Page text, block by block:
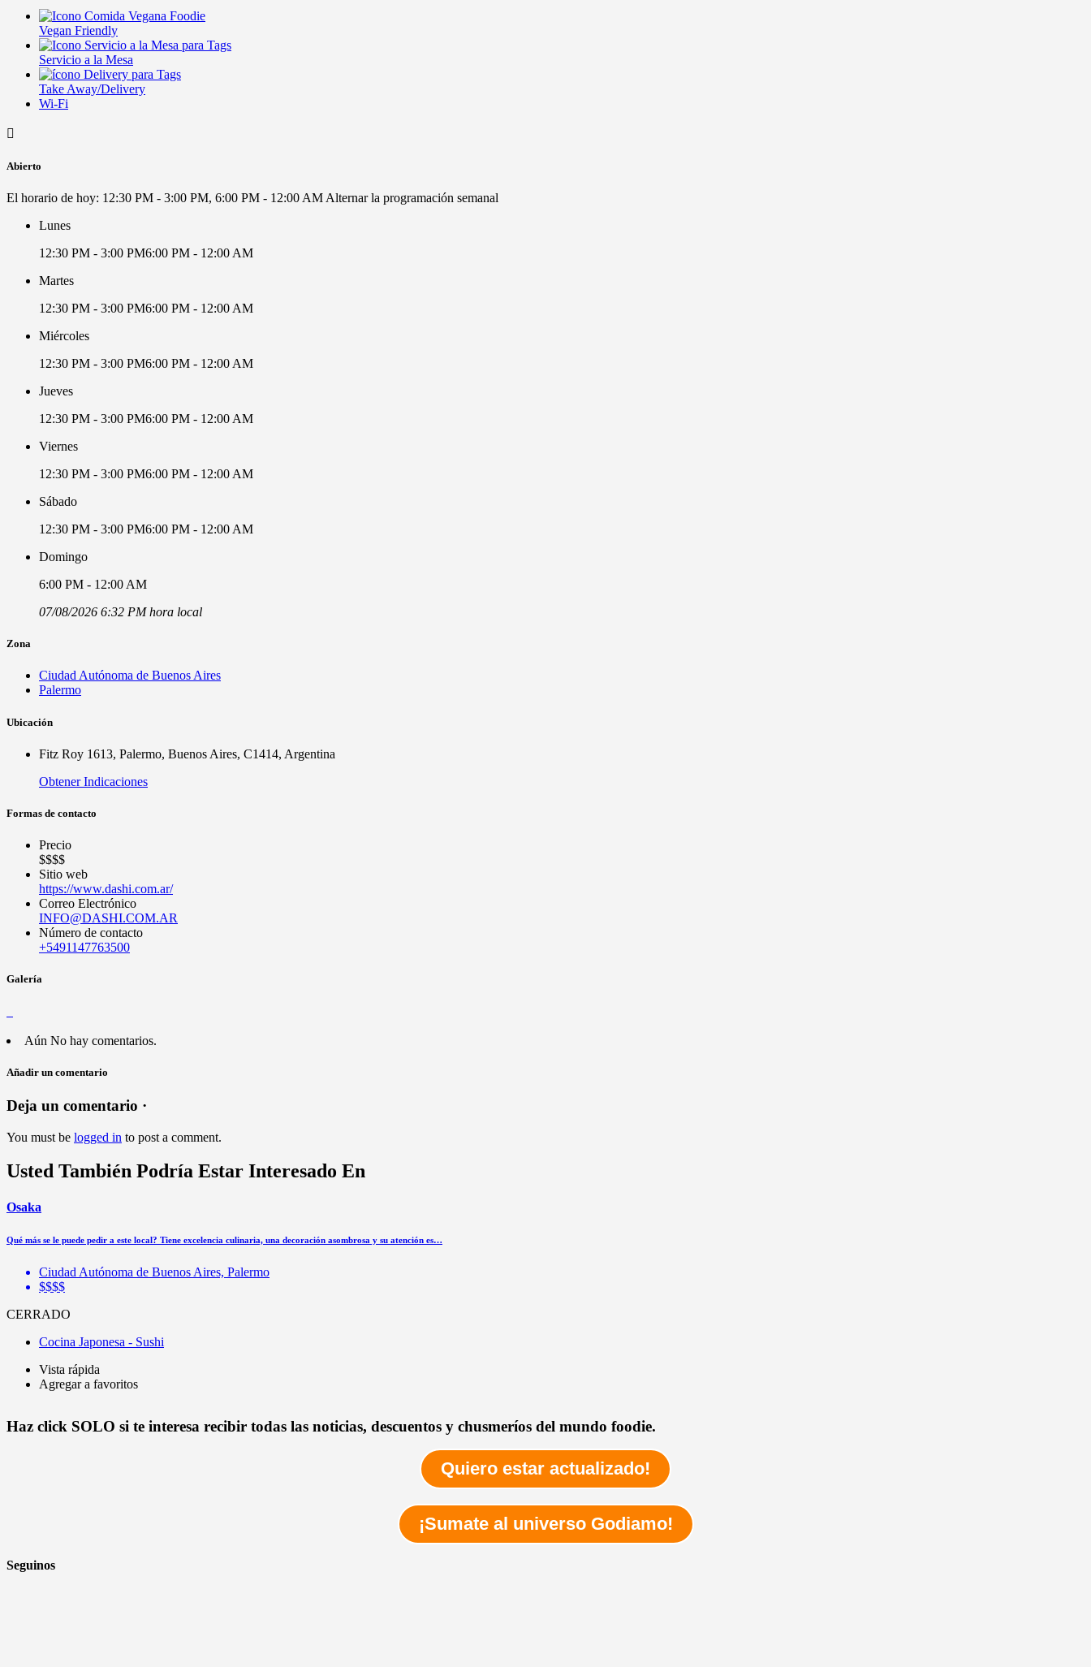
Vegan Friendly
Servicio a la Mesa
Take Away/Delivery
Wi-Fi
Abierto
El horario de hoy: 12:30 PM - 3:00 PM, 6:00 PM - 12:00 AM Alternar la programación semanal
Lunes
12:30 PM - 3:00 PM6:00 PM - 12:00 AM
Martes
12:30 PM - 3:00 PM6:00 PM - 12:00 AM
Miércoles
12:30 PM - 3:00 PM6:00 PM - 12:00 AM
Jueves
12:30 PM - 3:00 PM6:00 PM - 12:00 AM
Viernes
12:30 PM - 3:00 PM6:00 PM - 12:00 AM
Sábado
12:30 PM - 3:00 PM6:00 PM - 12:00 AM
Domingo
6:00 PM - 12:00 AM
07/08/2026 6:32 PM hora local
Zona
Ciudad Autónoma de Buenos Aires
Palermo
Ubicación
Fitz Roy 1613, Palermo, Buenos Aires, C1414, Argentina
Obtener Indicaciones
Formas de contacto
Precio
$$$$
Sitio web
https://www.dashi.com.ar/
Correo Electrónico
INFO@DASHI.COM.AR
Número de contacto
+5491147763500
Galería
Aún No hay comentarios.
Añadir un comentario
Deja un comentario ·
You must be logged in to post a comment.
Usted También Podría Estar Interesado En
Osaka
Qué más se le puede pedir a este local? Tiene excelencia culinaria, una decoración asombrosa y su atención es…
Ciudad Autónoma de Buenos Aires, Palermo
$$$$
CERRADO
Cocina Japonesa - Sushi
Vista rápida
Agregar a favoritos
Haz click SOLO si te interesa recibir todas las noticias, descuentos y chusmeríos del mundo foodie.
Quiero estar actualizado!
¡Sumate al universo Godiamo!
Seguinos